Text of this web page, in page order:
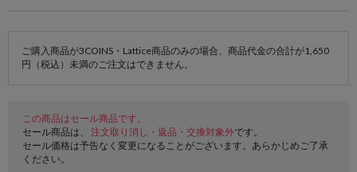
ご購入商品が3COINS・Lattice商品のみの場合、商品代金の合計が1,650
円（税込）未満のご注文はできません。
この商品はセール商品です。
セール商品は、 注文取り消し・返品・交換対象外です。
セール価格は予告なく変更になることがございます。あらかじめご了承
ください。